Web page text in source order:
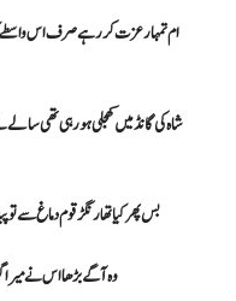
ام تمہار عزت کر رہے صرف اس واسطے
شاہ کی گانڈ میں کھجلی ہو رہی تھی سالے
بس پھر کیا تھا رنگڑ قوم دماغ سے تو
وہ آگے بڑھا اس نے میرا